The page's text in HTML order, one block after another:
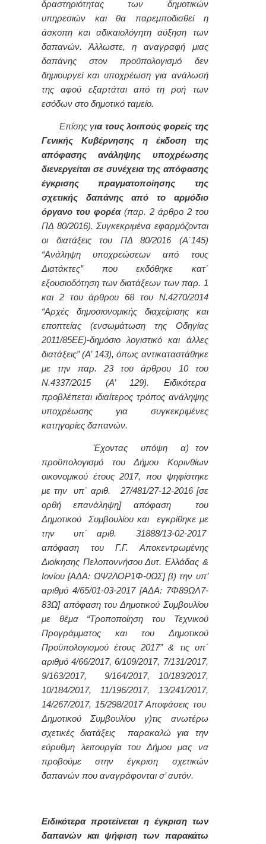
δραστηριότητας των δημοτικών
υπηρεσιών και θα παρεμποδισθεί η
άσκοπη και αδικαιολόγητη αύξηση των
δαπανών. Άλλωστε, η αναγραφή μιας
δαπάνης στον προϋπολογισμό δεν
δημιουργεί και υποχρέωση για ανάλωσή
της αφού εξαρτάται από τη ροή των
εσόδων στο δημοτικό ταμείο.
Επίσης για τους λοιπούς φορείς της
Γενικής Κυβέρνησης η έκδοση της
απόφασης ανάληψης υποχρέωσης
διενεργείται σε συνέχεια της απόφασης
έγκρισης πραγματοποίησης της
σχετικής δαπάνης από το αρμόδιο
όργανο του φορέα(παρ. 2 άρθρο 2 του
ΠΔ 80/2016). Συγκεκριμένα εφαρμόζονται
οι διατάξεις του ΠΔ 80/2016 (Α΄145)
“Ανάληψη υποχρεώσεων από τους
Διατάκτες” που εκδόθηκε κατ΄
εξουσιοδότηση των διατάξεων των παρ. 1
και 2 του άρθρου 68 του Ν.4270/2014
“Αρχές δημοσιονομικής διαχείρισης και
εποπτείας (ενσωμάτωση της Οδηγίας
2011/85ΕΕ)-δημόσιο λογιστικό και άλλες
διατάξεις” (Α’ 143), όπως αντικαταστάθηκε
με την παρ. 23 του άρθρου 10 του
Ν.4337/2015 (Α’ 129). Ειδικότερα
προβλέπεται ιδιαίτερος τρόπος ανάληψης
υποχρέωσης για συγκεκριμένες
κατηγορίες δαπανών.
Έχοντας υπόψη α) τον
προϋπολογισμό του Δήμου Κορινθίων
οικονομικού έτους 2017, που ψηφίστηκε
με την
υπ΄ αριθ. 27/481/27-12-2016 [σε
ορθή επανάληψη] απόφαση
του
Δημοτικού Συμβουλίου και εγκρίθηκε με
την υπ΄ αριθ. 31888/13-02-2017
απόφαση του Γ.Γ. Αποκεντρωμένης
Διοίκησης Πελοποννήσου Δυτ. Ελλάδας &
Ιονίου [ΑΔΑ: ΩΨ2ΛΟΡ1Φ-0ΩΣ]β) την υπ’
αριθμό 4/65/01-03-2017 [ΑΔΑ: 7Φ89ΩΛ7-
83Ω] απόφαση του Δημοτικού Συμβουλίου
με θέμα “Τροποποίηση του Τεχνικού
Προγράμματος και του Δημοτικού
Προϋπολογισμού έτους 2017” & τις υπ΄
αριθμό 4/66/2017, 6/109/2017, 7/131/2017,
9/163/2017, 9/164/2017, 10/183/2017,
10/184/2017, 11/196/2017, 13/241/2017,
14/267/2017, 15/298/2017 Αποφάσεις του
Δημοτικού Συμβουλίου γ)τις ανωτέρω
σχετικές διατάξεις παρακαλώ για την
εύρυθμη λειτουργία του Δήμου μας να
προβούμε στην έγκριση σχετικών
δαπανών που αναγράφονται σ’ αυτόν.
Ειδικότερα προτείνεται η έγκριση των
δαπανών και ψήφιση των παρακάτω